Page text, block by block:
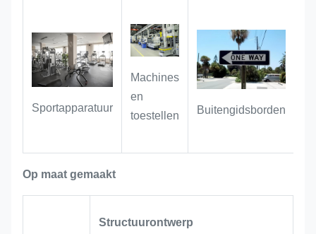
prototype apparatuur, luxe apparaten
of architectonische borden, deze
borden leveren blijvende elegantie en
ongeëvenaarde duurzaamheid.
Sportapparatuur
Machines
en
toestellen
Buitengidsborden
Op maat gemaakt
Structuurontwerp